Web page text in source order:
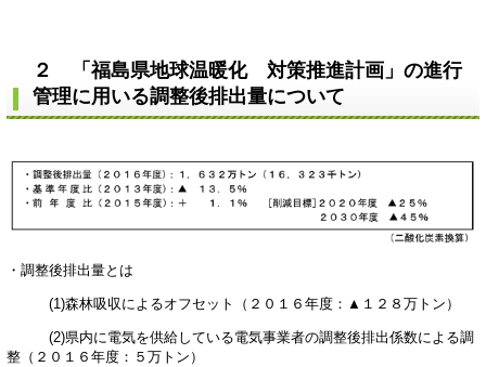
２ 「福島県地球温暖化 対策推進計画」の進行
管理に用いる調整後排出量について
・調整後排出量とは
(1)森林吸収によるオフセット（２０１６年度：▲１２８万トン）
(2)県内に電気を供給している電気事業者の調整後排出係数による調
整（２０１６年度：５万トン）